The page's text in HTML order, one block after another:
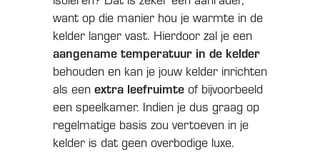
want op die manier hou je warmte in de
kelder langer vast. Hierdoor zal je een
aangename temperatuur in de kelder
behouden en kan je jouw kelder inrichten
als een extra leefruimteof bijvoorbeeld
een speelkamer. Indien je dus graag op
regelmatige basis zou vertoeven in je
kelder is dat geen overbodige luxe.